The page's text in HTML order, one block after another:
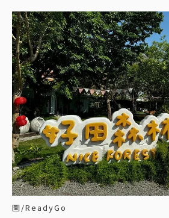
圖/ReadyGo